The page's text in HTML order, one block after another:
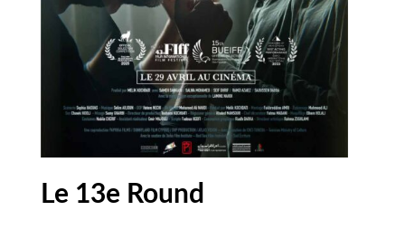
Le 13e Round